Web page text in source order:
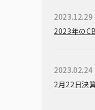
2023.12.29
2023年の
2023.02.24
2月22日決